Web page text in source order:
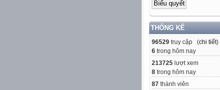
THỐNG KÊ
96529 truy cập (chi tiết)
6 trong hôm nay
213725 lượt xem
8 trong hôm nay
87 thành viên